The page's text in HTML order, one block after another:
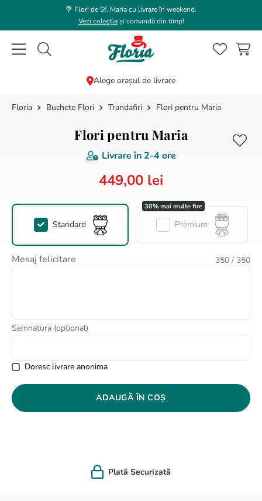
💐 Flori de Sf. Maria cu livrare în weekend.
Vezi colecțiași comandă din timp!
Caută flori, plante, cadouri...
Alege orașul de livrare
Buchete Flori Trandafiri Flori pentru Maria
Flori pentru Maria
Livrare în 2-4 ore
449,00 lei
Standard Premium
Mesaj felicitare 350 / 350
Semnatura (optional)
Doresc livrare anonima
ADAUGĂ ÎN COȘ
Plată Securizată
CĂUTĂRI POPULARE
5.
hortensie
buchet trandafiri
7.
trandafiri albi
8.
buchet crini